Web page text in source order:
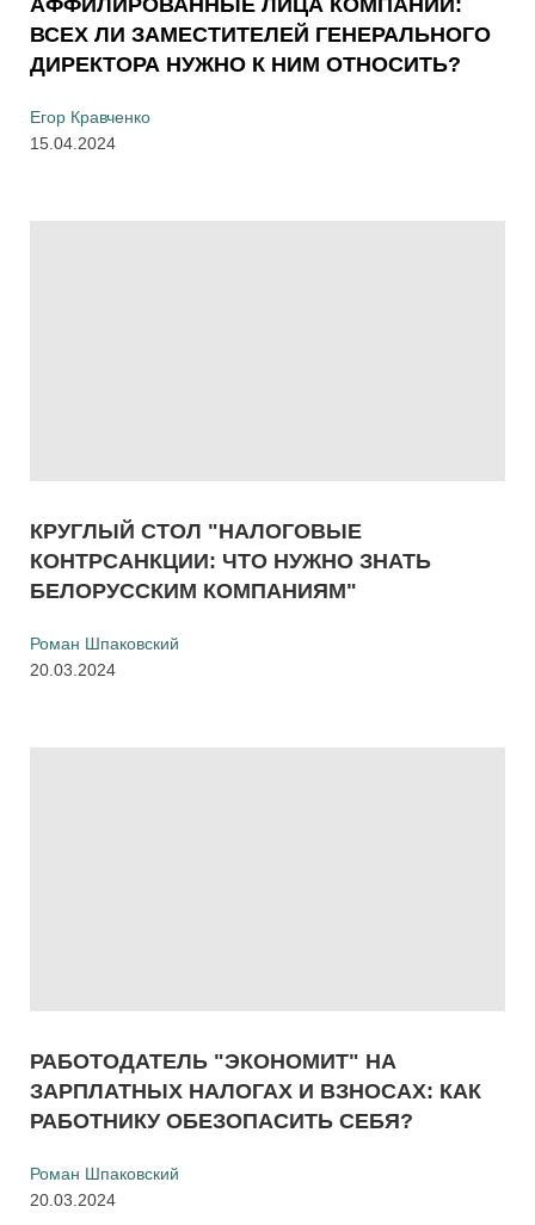
ВСЕХ ЛИ ЗАМЕСТИТЕЛЕЙ ГЕНЕРАЛЬНОГО
ДИРЕКТОРА НУЖНО К НИМ ОТНОСИТЬ?
Егор Кравченко
15.04.2024
КРУГЛЫЙ СТОЛ "НАЛОГОВЫЕ
КОНТРСАНКЦИИ: ЧТО НУЖНО ЗНАТЬ
БЕЛОРУССКИМ КОМПАНИЯМ"
Роман Шпаковский
20.03.2024
РАБОТОДАТЕЛЬ "ЭКОНОМИТ" НА
ЗАРПЛАТНЫХ НАЛОГАХ И ВЗНОСАХ: КАК
РАБОТНИКУ ОБЕЗОПАСИТЬ СЕБЯ?
Роман Шпаковский
20.03.2024